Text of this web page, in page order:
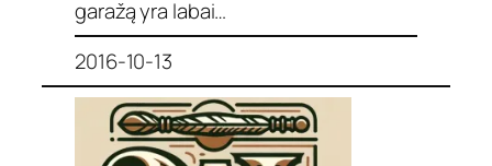
garažą yra labai…
2016-10-13